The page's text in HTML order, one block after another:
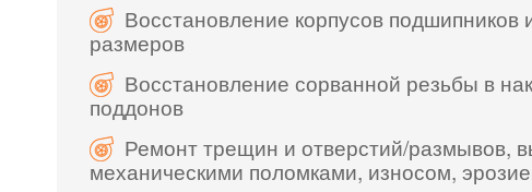
Восстановление корпусов подшипников
размеров
Восстановление сорванной резьбы в
поддонов
Ремонт трещин и отверстий/размывов,
механическими поломками, износом,